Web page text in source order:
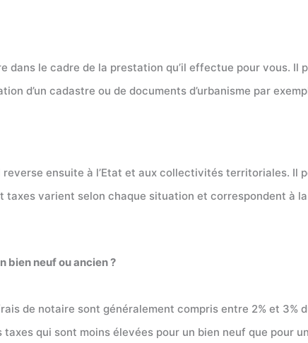
le cadre de la prestation qu’il effectue pour vous. Il
d’un cadastre ou de documents d’urbanisme par
reverse ensuite à l’Etat et aux collectivités territoriales. Il
varient selon chaque situation et correspondent à
bien neuf ou ancien ?
de notaire sont généralement compris entre 2% et 3%
qui sont moins élevées pour un bien neuf que pour